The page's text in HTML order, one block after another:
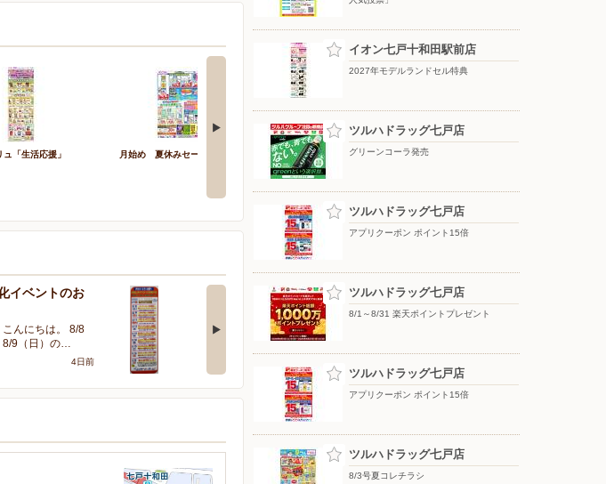
ュ「生活応援」 月始め 夏休みセール
イオンの家計応援！期間限定値下
げ！
イベントのお
こんにちは。 8/8
8/9（日）の…
4日前
26年8月「おかえりなさ
い故郷へ」のご…
皆さま、こんにちは。 イオ
ン七戸十和田駅前で…
エアコンのお買い換え
は今年が大大大チ…
イオン七戸十和田駅前店
2027年モデルランドセル特典
ツルハドラッグ七戸店
グリーンコーラ発売
ツルハドラッグ七戸店
アプリクーポン ポイント15倍
ツルハドラッグ七戸店
8/1～8/31 楽天ポイントプレゼント
ツルハドラッグ七戸店
アプリクーポン ポイント15倍
ツルハドラッグ七戸店
8/3号夏コレチラシ